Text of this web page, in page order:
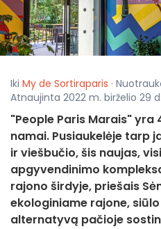
Iki My de Sortiraparis ·
Atnaujinta 2022 m. birželio 29 d.,
"People Paris Marais"
namai. Pusiaukelėje tarp
ir viešbučio, šis naujas,
apgyvendinimo
rajono širdyje, priešais
ekologiniame rajone,
alternatyvą pačioje